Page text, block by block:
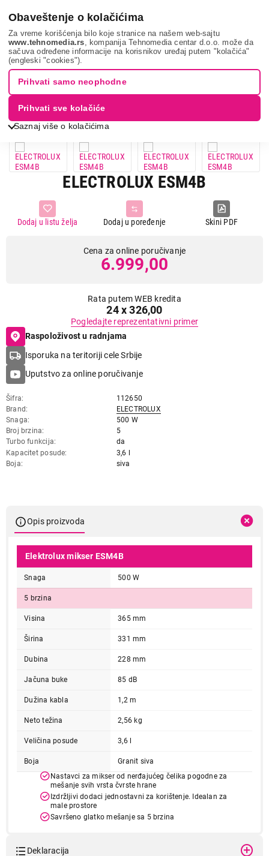
Obaveštenje o kolačićima
Za vreme korišćenja bilo koje stranice na našem web-sajtu
www.tehnomedia.rs , kompanija Tehnomedia centar d.o.o. može da
sačuva određene informacije na korisnikov uređaj putem "kolačića"
(engleski "cookies").
Saznaj više o kolačićima
Prihvati samo neophodne
Prihvati sve kolačiće
Mali kuhinjski aparati Mikseri
Mikseri sa posudom
Electrolux esm4...
ELECTROLUX ESM4B
Skini PDF
Dodaj u poređenje
Dodaj u listu želja
Cena za online poručivanje
6.999,00
Rata putem WEB kredita
24 x 326,00
Pogledajte reprezentativni primer
Raspoloživost u radnjama
Isporuka na teritoriji cele Srbije
Uputstvo za online poručivanje
Šifra
112650
Brand
ELECTROLUX
Snaga
500 W
Broj brzina
5
Turbo funkcija
da
Kapacitet posude
3,6 l
Boja
siva
Opis proizvoda
Elektrolux mikser ESM4B
Snaga 500 W
5 brzina
Visina 365 mm
Širina 331 mm
Dubina 228 mm
Jačuna buke 85 dB
Dužina kabla 1,2 m
Neto težina 2,56 kg
Veličina posude 3,6 l
Boja
Granit siva
Nastavci za mikser od nerđajućeg čelika pogodne za
mešanje svih vrsta čvrste hrane
Izdržljivi dodaci jednostavni za korištenje. Idealan za
male prostore
Savršeno glatko mešanje sa 5 brzina
Deklaracija